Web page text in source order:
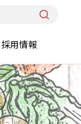
採用情報